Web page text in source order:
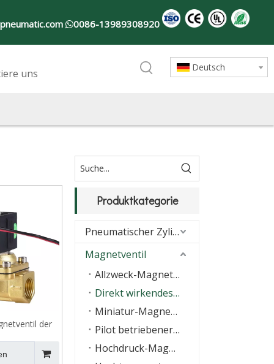
0086-13989308920
uns Deutsch
der
Produktkategorie
Pneumatischer Zylinder
Magnetventil
Allzweck-Magnetventil
Direkt wirkendes Magnetventil
Miniatur-Magnetventil
Pilot betriebener Magnetventil
Hochdruck-Magnetventil